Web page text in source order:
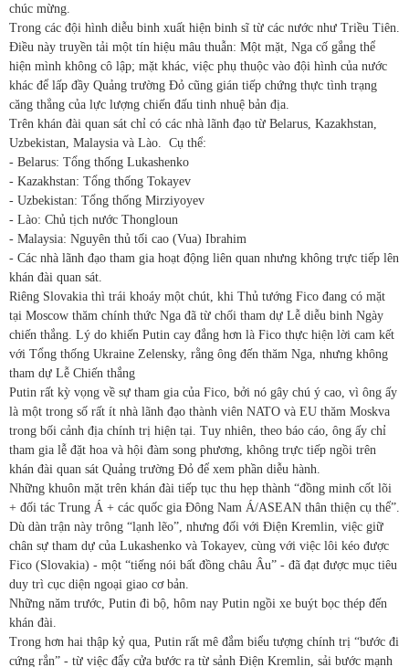
chúc mừng.
Trong các đội hình diễu binh xuất hiện binh sĩ từ các nước như Triều Tiên.
Điều này truyền tải một tín hiệu mâu thuẫn: Một mặt, Nga cố gắng thể
hiện mình không cô lập; mặt khác, việc phụ thuộc vào đội hình của nước
khác để lấp đầy Quảng trường Đỏ cũng gián tiếp chứng thực tình trạng
căng thẳng của lực lượng chiến đấu tinh nhuệ bản địa.
Trên khán đài quan sát chỉ có các nhà lãnh đạo từ Belarus, Kazakhstan,
Uzbekistan, Malaysia và Lào.
Cụ thể:
- Belarus: Tổng thống Lukashenko
- Kazakhstan: Tổng thống Tokayev
- Uzbekistan: Tổng thống Mirziyoyev
- Lào: Chủ tịch nước Thongloun
- Malaysia: Nguyên thủ tối cao (Vua) Ibrahim
- Các nhà lãnh đạo tham gia hoạt động liên quan nhưng không trực tiếp lên
khán đài quan sát.
Riêng Slovakia thì trái khoáy một chút, khi Thủ tướng Fico đang có mặt
tại Moscow thăm chính thức Nga đã từ chối tham dự Lễ diễu binh Ngày
chiến thắng. Lý do khiến Putin cay đắng hơn là Fico thực hiện lời cam kết
với Tổng thống Ukraine Zelensky, rằng ông đến thăm Nga, nhưng không
tham dự Lễ Chiến thắng
Putin rất kỳ vọng về sự tham gia của Fico, bởi nó gây chú ý cao, vì ông ấy
là một trong số rất ít nhà lãnh đạo thành viên NATO và EU thăm Moskva
trong bối cảnh địa chính trị hiện tại. Tuy nhiên, theo báo cáo, ông ấy chỉ
tham gia lễ đặt hoa và hội đàm song phương, không trực tiếp ngồi trên
khán đài quan sát Quảng trường Đỏ để xem phần diễu hành.
Những khuôn mặt trên khán đài tiếp tục thu hẹp thành “đồng minh cốt lõi
+ đối tác Trung Á + các quốc gia Đông Nam Á/ASEAN thân thiện cụ thể”.
Dù dàn trận này trông “lạnh lẽo”, nhưng đối với Điện Kremlin, việc giữ
chân sự tham dự của Lukashenko và Tokayev, cùng với việc lôi kéo được
Fico (Slovakia) - một “tiếng nói bất đồng châu Âu” - đã đạt được mục tiêu
duy trì cục diện ngoại giao cơ bản.
Những năm trước, Putin đi bộ, hôm nay Putin ngồi xe buýt bọc thép đến
khán đài.
Trong hơn hai thập kỷ qua, Putin rất mê đắm biểu tượng chính trị “bước đi
cứng rắn” - từ việc đẩy cửa bước ra từ sảnh Điện Kremlin, sải bước mạnh